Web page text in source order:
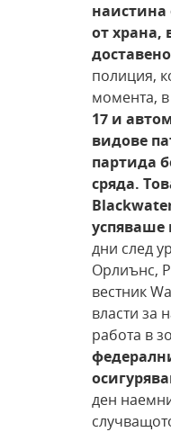
от храна,
полиция,
момента,
17 и
видове
партида
сряда.
успяваше
дни след
Орлиънс,
вестник
власти за
работа в
ден